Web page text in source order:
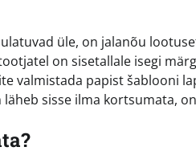
üle, on jalanõu
on sisetallale isegi
valmistada papist šablooni
sisse ilma kortsumata,